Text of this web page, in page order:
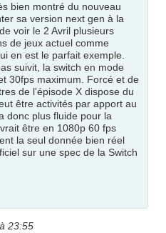
bien montré du nouveau
sa version next gen à la
voir le 2 Avril plusieurs
de jeux actuel comme
en est le parfait exemple.
suivit, la switch en mode
30fps maximum. Forcé et de
de l'épisode X dispose du
être activités par apport au
donc plus fluide pour la
être en 1080p 60 fps
la seul donnée bien réel
sur une spec de la Switch
23:55